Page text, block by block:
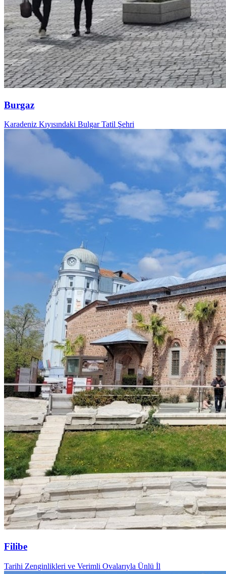
Burgaz
Karadeniz Kıyısındaki Bulgar Tatil Şehri
Filibe
Tarihi Zenginlikleri ve Verimli Ovalarıyla Ünlü İl